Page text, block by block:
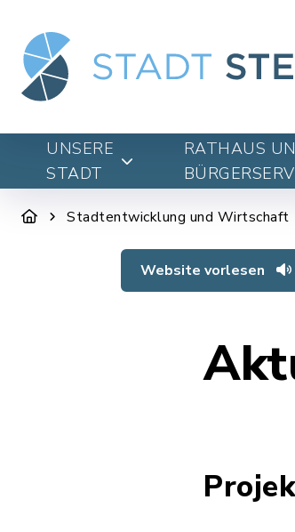
UNSERE
STADT
RATHAUS
Stadtentwicklung und Wirtschaft
Website vorlesen